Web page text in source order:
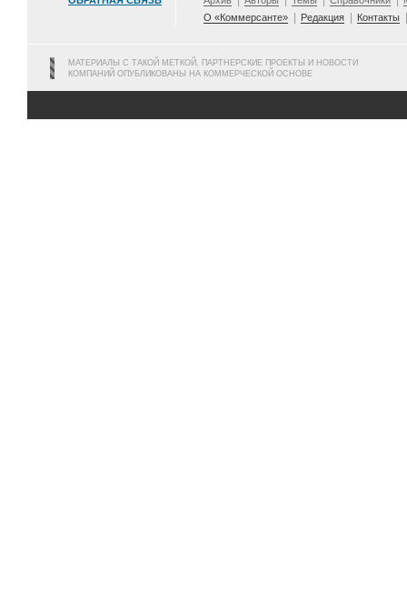
О «Коммерсанте»
Редакция Контакты
МАТЕРИАЛЫ С ТАКОЙ МЕТКОЙ, ПАРТНЕРСКИЕ ПРОЕКТЫ И НОВОСТИ
КОМПАНИЙ ОПУБЛИКОВАНЫ НА КОММЕРЧЕСКОЙ ОСНОВЕ